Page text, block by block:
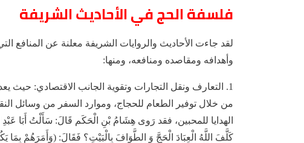
فلسفة الحج في الأحاديث الشريفة
لقد جاءت الأحاديث والروايات الشريفة معلنة عن المنافع
وأهدافه ومقاصده ومنافعه، ومنها:
1. التعارف ونقل التجارات وتقوية الجانب الاقتصادي: حيث
من خلال توفير الطعام للحجاج، وموارد السفر من وسائل
الهدايا للمحبين، فقد رَوى هِشَامُ بْنِ الْحَكَم قَالَ: سَأَلْتُ أَبَا
كَلَّفَ اللَّهُ الْعِبَادَ الْحَجَّ وَ الطَّوَافَ بِالْبَيْتِ؟ فَقَالَ: (وَأَمَرَهُمْ